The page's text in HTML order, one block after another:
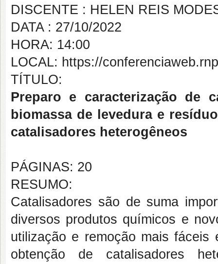
DISCENTE : HELEN REIS
DATA : 27/10/2022
HORA: 14:00
LOCAL: https://
TÍTULO:
Preparo e caracterização de
biomassa de levedura e
catalisadores heterogêneos
PÁGINAS: 20
RESUMO:
Catalisadores são de suma
diversos produtos químicos e
utilização e remoção mais
obtenção de catalisadores